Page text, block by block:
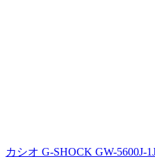
カシオ G-SHOCK GW-5600J-